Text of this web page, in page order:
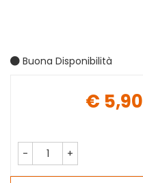
Buona Disponibilità
€ 5,90
- +